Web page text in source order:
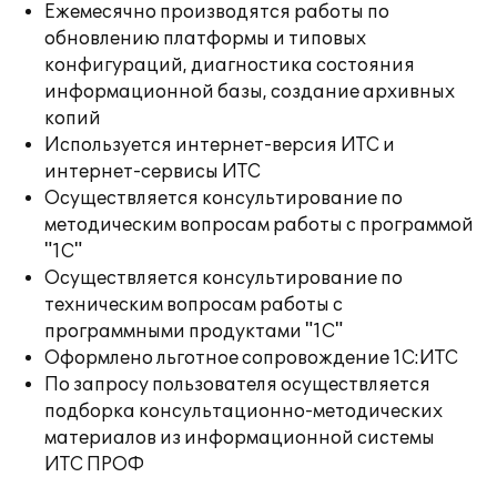
Ежемесячно производятся работы по
обновлению платформы и типовых
конфигураций, диагностика состояния
информационной базы, создание архивных
копий
Используется интернет-версия ИТС и
интернет-сервисы ИТС
Осуществляется консультирование по
методическим вопросам работы с программой
"1С"
Осуществляется консультирование по
техническим вопросам работы с
программными продуктами "1С"
Оформлено льготное сопровождение 1С:ИТС
По запросу пользователя осуществляется
подборка консультационно-методических
материалов из информационной системы
ИТС ПРОФ